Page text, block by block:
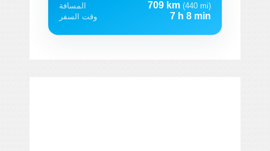
المسافة 709 km (440 mi)
وقت السفر
7 h 8 min